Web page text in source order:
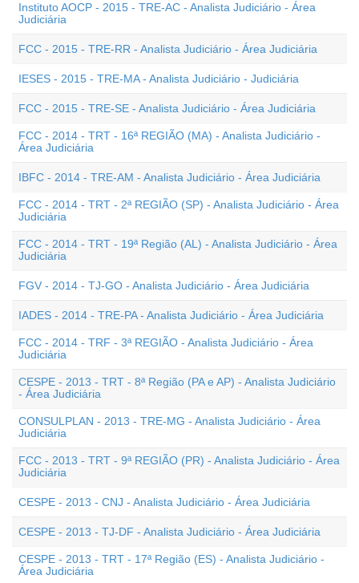
Instituto AOCP - 2015 - TRE-AC - Analista Judiciário - Área
Judiciária
FCC - 2015 - TRE-RR - Analista Judiciário - Área Judiciária
IESES - 2015 - TRE-MA - Analista Judiciário - Judiciária
FCC - 2015 - TRE-SE - Analista Judiciário - Área Judiciária
FCC - 2014 - TRT - 16ª REGIÃO (MA) - Analista Judiciário -
Área Judiciária
IBFC - 2014 - TRE-AM - Analista Judiciário - Área Judiciária
FCC - 2014 - TRT - 2ª REGIÃO (SP) - Analista Judiciário - Área
Judiciária
FCC - 2014 - TRT - 19ª Região (AL) - Analista Judiciário - Área
Judiciária
FGV - 2014 - TJ-GO - Analista Judiciário - Área Judiciária
IADES - 2014 - TRE-PA - Analista Judiciário - Área Judiciária
FCC - 2014 - TRF - 3ª REGIÃO - Analista Judiciário - Área
Judiciária
CESPE - 2013 - TRT - 8ª Região (PA e AP) - Analista Judiciário
- Área Judiciária
CONSULPLAN - 2013 - TRE-MG - Analista Judiciário - Área
Judiciária
FCC - 2013 - TRT - 9ª REGIÃO (PR) - Analista Judiciário - Área
Judiciária
CESPE - 2013 - CNJ - Analista Judiciário - Área Judiciária
CESPE - 2013 - TJ-DF - Analista Judiciário - Área Judiciária
CESPE - 2013 - TRT - 17ª Região (ES) - Analista Judiciário -
Área Judiciária